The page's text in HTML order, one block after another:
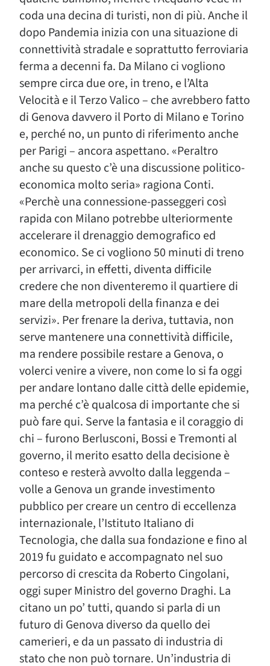
coda una decina di turisti, non di più. Anche il
dopo Pandemia inizia con una situazione di
connettività stradale e soprattutto ferroviaria
ferma a decenni fa. Da Milano ci vogliono
sempre circa due ore, in treno, e l’Alta
Velocità e il Terzo Valico – che avrebbero fatto
di Genova davvero il Porto di Milano e Torino
e, perché no, un punto di riferimento anche
per Parigi – ancora aspettano. «Peraltro
anche su questo c’è una discussione politico-
economica molto seria» ragiona Conti.
«Perchè una connessione-passeggeri così
rapida con Milano potrebbe ulteriormente
accelerare il drenaggio demografico ed
economico. Se ci vogliono 50 minuti di treno
per arrivarci, in effetti, diventa difficile
credere che non diventeremo il quartiere di
mare della metropoli della finanza e dei
servizi». Per frenare la deriva, tuttavia, non
serve mantenere una connettività difficile,
ma rendere possibile restare a Genova, o
volerci venire a vivere, non come lo si fa oggi
per andare lontano dalle città delle epidemie,
ma perché c’è qualcosa di importante che si
può fare qui. Serve la fantasia e il coraggio di
chi – furono Berlusconi, Bossi e Tremonti al
governo, il merito esatto della decisione è
conteso e resterà avvolto dalla leggenda –
volle a Genova un grande investimento
pubblico per creare un centro di eccellenza
internazionale, l’Istituto Italiano di
Tecnologia, che dalla sua fondazione e fino al
2019 fu guidato e accompagnato nel suo
percorso di crescita da Roberto Cingolani,
oggi super Ministro del governo Draghi. La
citano un po’ tutti, quando si parla di un
futuro di Genova diverso da quello dei
camerieri, e da un passato di industria di
stato che non può tornare. Un’industria di